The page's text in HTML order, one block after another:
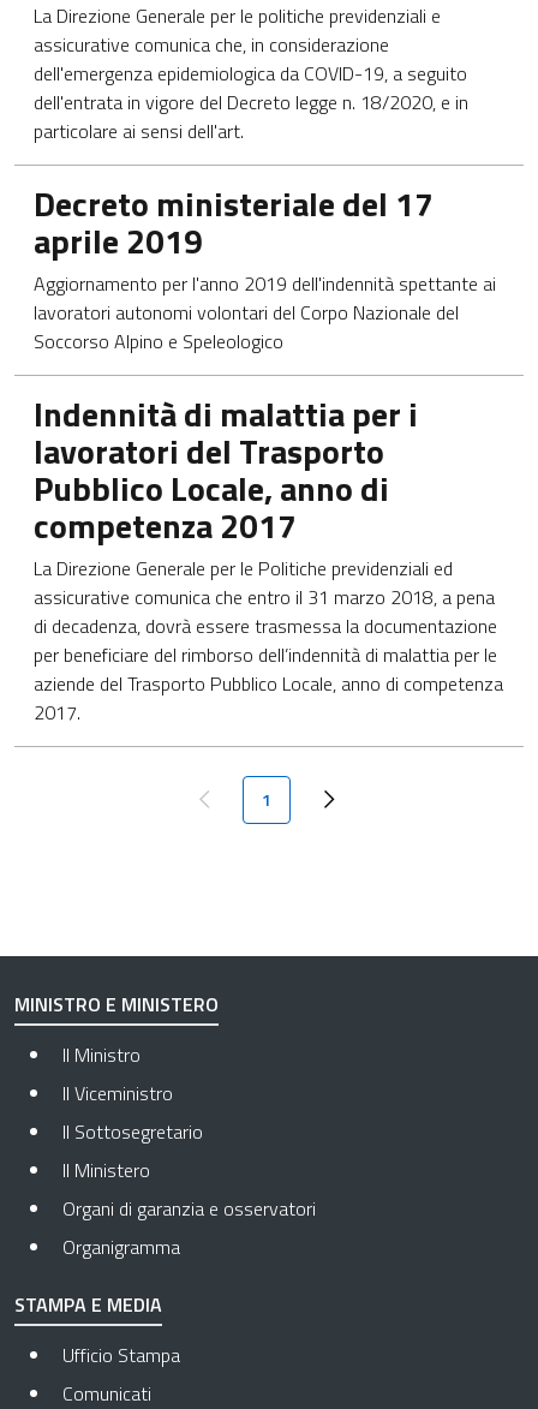
​La Direzione Generale per le politiche previdenziali e
assicurative comunica che, in considerazione
dell'emergenza epidemiologica da COVID-19, a seguito
dell'entrata in vigore del Decreto legge n. 18/2020, e in
particolare ai sensi dell'art.
Decreto ministeriale del 17
aprile 2019
Aggiornamento per l'anno 2019 dell'indennità spettante ai
lavoratori autonomi volontari del Corpo Nazionale del
Soccorso Alpino e Speleologico
Indennità di malattia per i
lavoratori del Trasporto
Pubblico Locale, anno di
competenza 2017
La Direzione Generale per le Politiche previdenziali ed
assicurative comunica che entro il 31 marzo 2018, a pena
di decadenza, dovrà essere trasmessa la documentazione
per beneficiare del rimborso dell’indennità di malattia per le
aziende del Trasporto Pubblico Locale, anno di competenza
2017.
Paginazione
Pagina precedente
Pagina attuale
1 Next page
MINISTRO E MINISTERO
Il Ministro
Il Viceministro
Il Sottosegretario
Il Ministero
Organi di garanzia e osservatori
Organigramma
STAMPA E MEDIA
Ufficio Stampa
Comunicati